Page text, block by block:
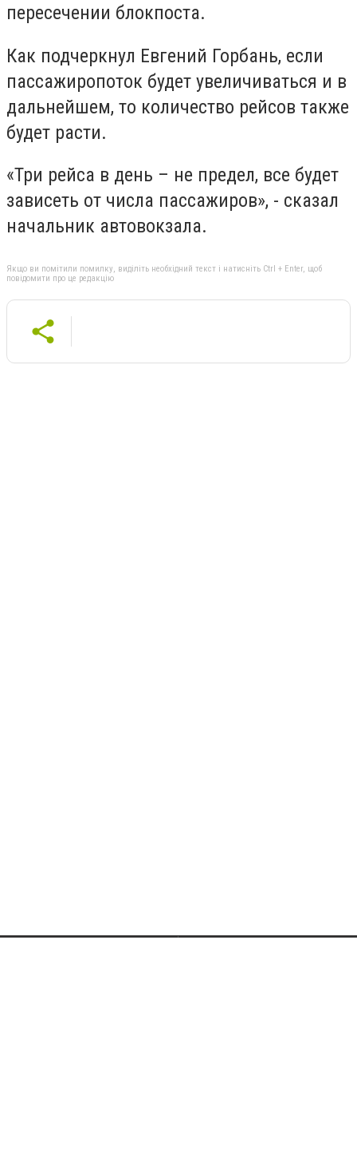
пересечении блокпоста.
Как подчеркнул Евгений Горбань, если
пассажиропоток будет увеличиваться и в
дальнейшем, то количество рейсов также
будет расти.
«Три рейса в день – не предел, все будет
зависеть от числа пассажиров», - сказал
начальник автовокзала.
Якщо ви помітили помилку, виділіть необхідний текст і натисніть Ctrl + Enter, щоб
повідомити про це редакцію